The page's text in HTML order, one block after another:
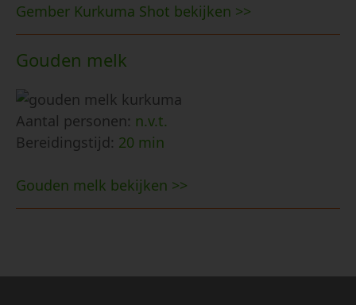
Gember Kurkuma Shot bekijken >>
Gouden melk
Aantal personen: n.v.t.
Bereidingstijd: 20 min
Gouden melk bekijken >>